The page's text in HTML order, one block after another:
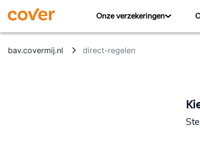
Overslaan en naar hoofdinhoud gaan
Onze verzekeringen
bav.covermij.nl direct-regelen